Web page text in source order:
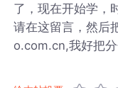
了，现在开始学，
请在这留言，然后
o.com.cn,我好把分